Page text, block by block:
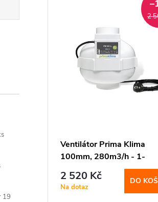
19
2
Ventilátor Prima Klima
100mm, 280m3/h - 1-
2 520 Kč
Na dotaz
DO